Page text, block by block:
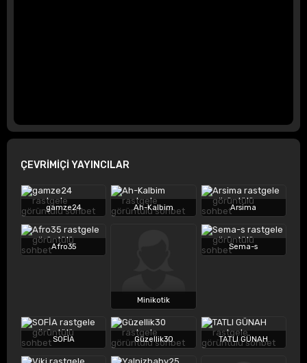
ÇEVRİMİÇİ YAYINCILAR
gamze24 Ah-Kalbim Arsima
Afro35
Minikotik
Sema-s
SOFİA Güzellik30 TATLI GÜNAH